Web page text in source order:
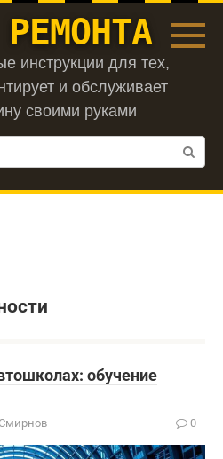
инструкции для тех,
и обслуживает
своими руками
обучение
0